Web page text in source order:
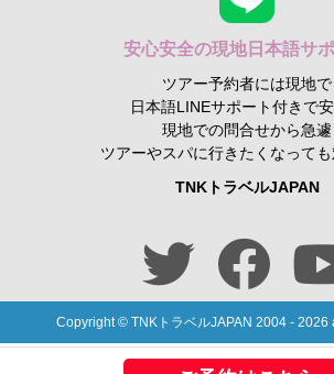
安心安全の現地日本語サ
ツアー予約者には現地で
日本語LINEサポート付きで安
現地での問合せから急遽
ツアーやスパに行きたくなって
TNKトラベルJAPAN
Copyright © TNKトラベルJAPAN 2004 - 2026